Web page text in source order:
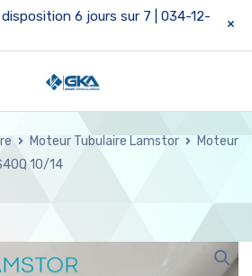
6 jours sur 7 | 034-12-
Moteur Tubulaire Lamstor
Moteur
10/14